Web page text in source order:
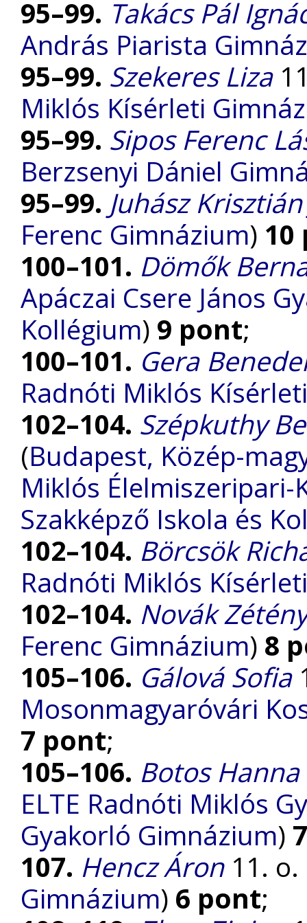
95–99. Takács Pál
András Piarista
95–99. Szekeres Liza
Miklós Kísérleti
95–99. Sipos Ferenc
Berzsenyi Dániel
95–99. Juhász
Ferenc Gimnázium) 10
100–101. Dömők
Apáczai Csere János
Kollégium) 9 pont;
100–101. Gera
Radnóti Miklós
102–104. Szépkuthy
(Budapest, Közép-
Miklós
Szakképző Iskola és
102–104. Börcsök
Radnóti Miklós
102–104. Novák Zétény
Ferenc Gimnázium) 8
105–106. Gálová Sofia
Mosonmagyaróvári
7 pont;
105–106. Botos
ELTE Radnóti Miklós
Gyakorló Gimnázium)
107. Hencz Áron11. o.
Gimnázium) 6 pont;